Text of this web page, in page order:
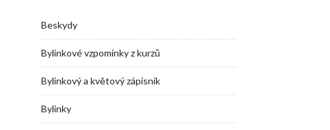
Beskydy
Bylinkové vzpomínky z kurzů
Bylinkový a květový zápisník
Bylinky